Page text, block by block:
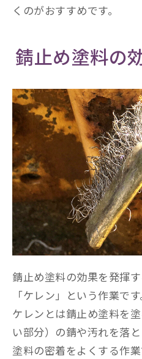
くのがおすすめです。
錆止め塗料の
錆止め塗料の効果を発揮
「ケレン」という作業です
ケレンとは錆止め塗料を
い部分）の錆や汚れを落
塗料の密着をよくする作